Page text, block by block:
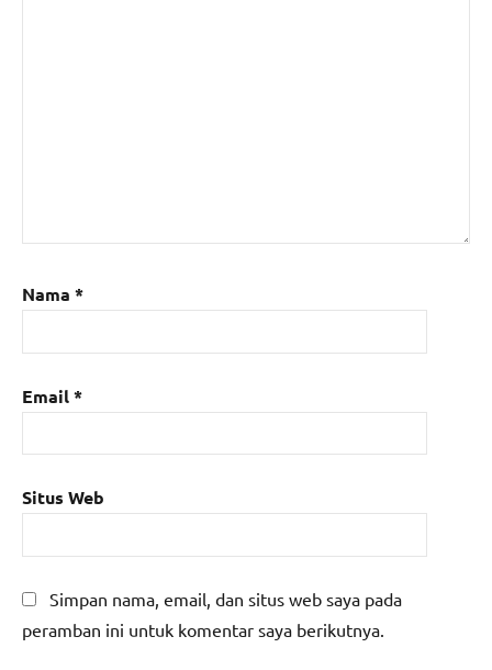
Nama *
Email*
Situs Web
Simpan nama, email, dan situs web saya pada
peramban ini untuk komentar saya berikutnya.